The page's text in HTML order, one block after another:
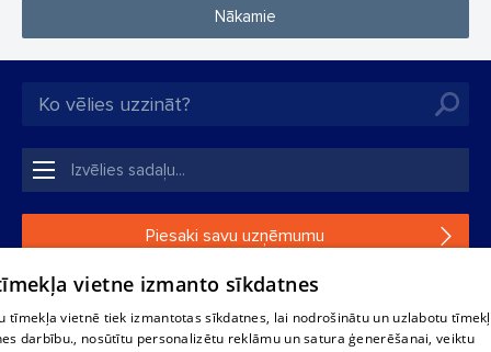
Nākamie
Piesaki savu uzņēmumu
Ja tavs uzņēmums nav mūsu datubāzē, aizpildi vienkāršu
vietne izmanto sīkdatnes
tīmekļa vietnē tiek izmantotas sīkdatnes, lai nodrošinātu un uzlabotu
darbību., nosūtītu personalizētu reklāmu un satura ģenerēšanai, veiktu